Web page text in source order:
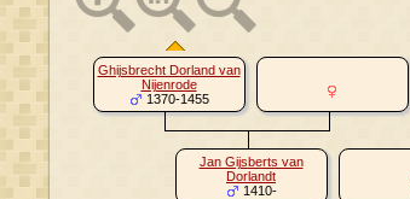
Ghijsbrecht Dorland van
Nijenrode
1370-1455
Jan Gijsberts van
Dorlandt
1410-